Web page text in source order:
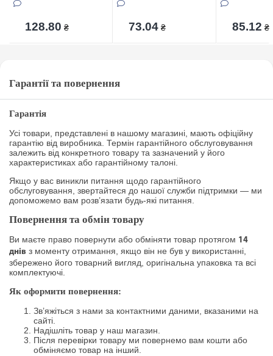
128.80 ₴ 73.04 ₴ 85.12 ₴
Гарантії та повернення
Гарантія
Усі товари, представлені в нашому магазині, мають офіційну
гарантію від виробника. Термін гарантійного обслуговування
залежить від конкретного товару та зазначений у його
характеристиках або гарантійному талоні.
Якщо у вас виникли питання щодо гарантійного
обслуговування, звертайтеся до нашої служби підтримки — ми
допоможемо вам розв’язати будь-які питання.
Повернення та обмін товару
Ви маєте право повернути або обміняти товар протягом 14
днів з моменту отримання, якщо він не був у використанні,
збережено його товарний вигляд, оригінальна упаковка та всі
комплектуючі.
Як оформити повернення:
Зв’яжіться з нами за контактними даними, вказаними на
сайті.
Надішліть товар у наш магазин.
Після перевірки товару ми повернемо вам кошти або
обміняємо товар на інший.